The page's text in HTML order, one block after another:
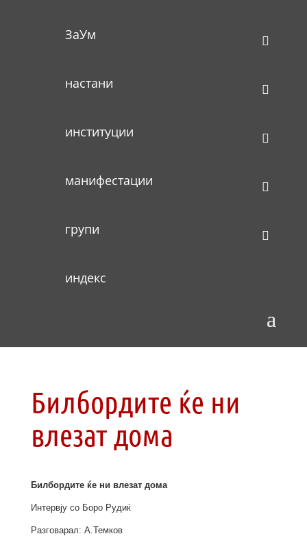
ЗаУм
настани
институции
манифестации
групи
индекс
Билбордите ќе ни
влезат дома
Билбордите ќе ни влезат дома
Интервју со Боро Рудиќ
Разговарал: А.Темков